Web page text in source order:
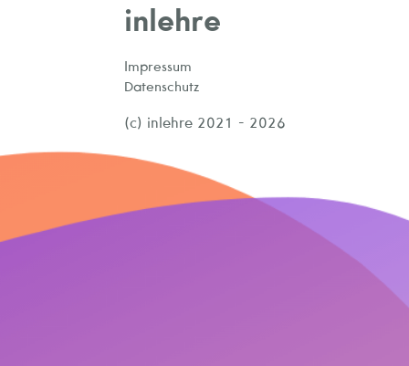
inlehre
Impressum
Datenschutz
(c) inlehre 2021 - 2026